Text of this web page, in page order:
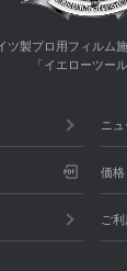
ツ製プロ用フィルム
「イエローツール
ニュ
価格
ご